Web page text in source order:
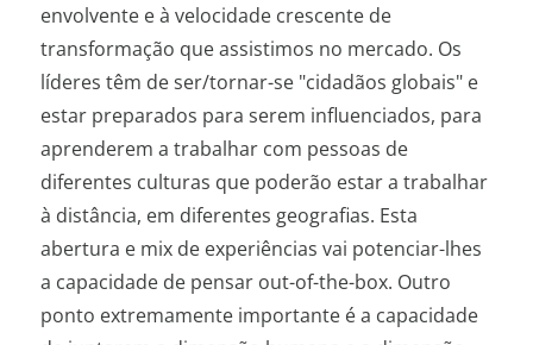
envolvente e à velocidade crescente de
transformação que assistimos no mercado. Os
líderes têm de ser/tornar-se "cidadãos globais" e
estar preparados para serem influenciados, para
aprenderem a trabalhar com pessoas de
diferentes culturas que poderão estar a trabalhar
à distância, em diferentes geografias. Esta
abertura e mix de experiências vai potenciar-lhes
a capacidade de pensar out-of-the-box. Outro
ponto extremamente importante é a capacidade